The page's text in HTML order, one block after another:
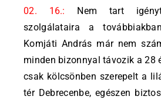
02. 16.: Nem tart
szolgálataira a
Komjáti András már nem
minden bizonnyal távozik a 28
csak kölcsönben szerepelt a
tér Debrecenbe, egészen